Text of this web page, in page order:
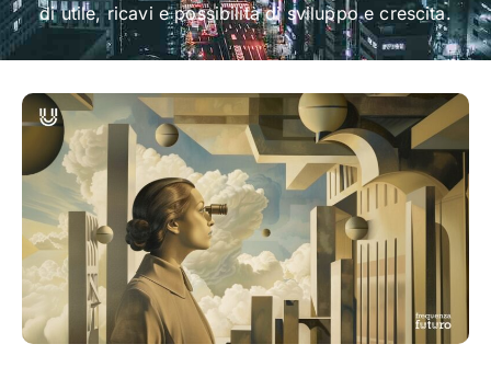
di utile, ricavi e possibilità di sviluppo e crescita.